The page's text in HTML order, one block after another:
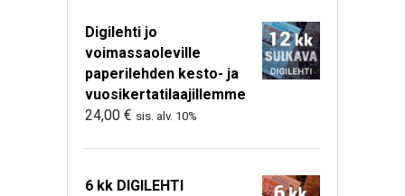
Digilehti jo
voimassaoleville
paperilehden kesto- ja
vuosikertatilaajillemme
24,00 € sis. alv. 10%
6 kk DIGILEHTI